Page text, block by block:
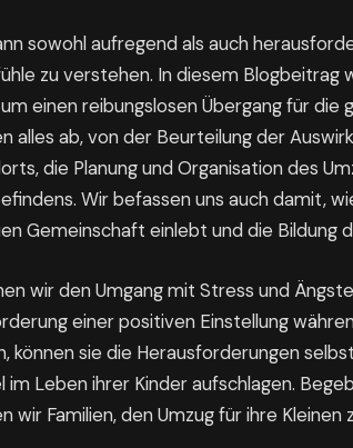
sowohl aufregend als auch
zu verstehen. In diesem Blogbeitrag
einen reibungslosen Übergang für die
alles ab, von der Beurteilung der
die Planung und Organisation des
Wir befassen uns auch damit,
Gemeinschaft einlebt und die Bildung
wir den Umgang mit Stress und
einer positiven Einstellung
können sie die Herausforderungen
Leben ihrer Kinder aufschlagen.
wir Familien, den Umzug für ihre Kleinen